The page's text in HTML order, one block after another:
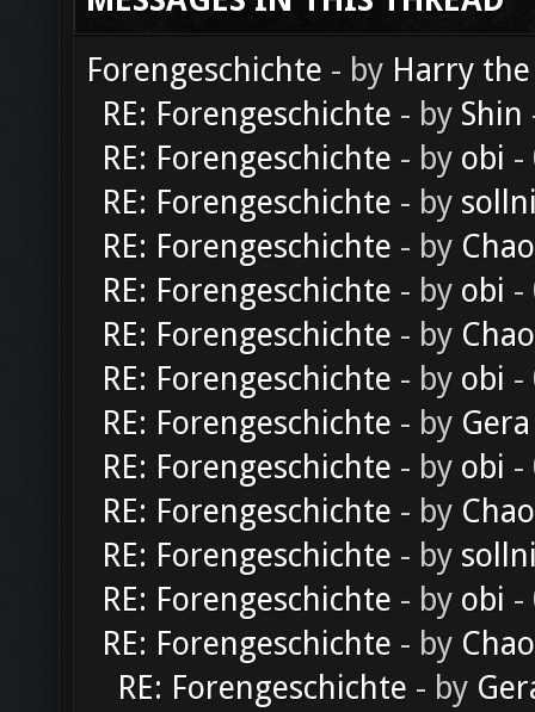
Forengeschichte - by Harry
RE: Forengeschichte - by Shin
RE: Forengeschichte - by obi -
RE: Forengeschichte - by
RE: Forengeschichte - by
RE: Forengeschichte - by obi -
RE: Forengeschichte - by
RE: Forengeschichte - by obi -
RE: Forengeschichte - by Gera
RE: Forengeschichte - by obi -
RE: Forengeschichte - by
RE: Forengeschichte - by
RE: Forengeschichte - by obi -
RE: Forengeschichte - by
RE: Forengeschichte - by